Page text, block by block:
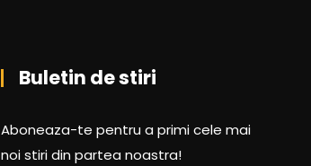
Buletin de stiri
Aboneaza-te pentru a primi cele mai
noi stiri din partea noastra!